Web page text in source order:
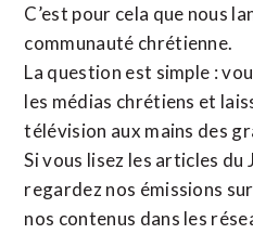
C’est pour cela que nous
communauté chrétienne.
La question est simple :
les médias chrétiens et
télévision aux mains des
Si vous lisez les articles du
regardez nos émissions
nos contenus dans les